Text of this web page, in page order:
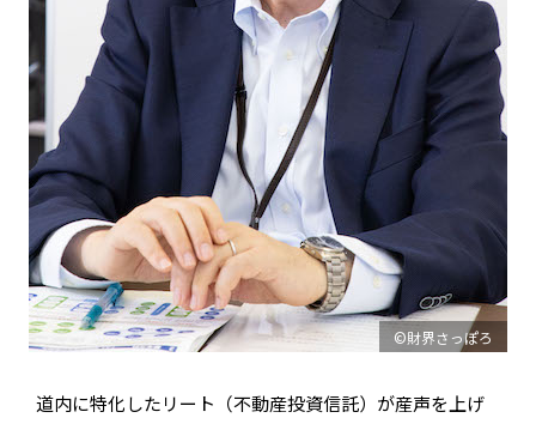
©財界さっぽろ
道内に特化したリート（不動産投資信託）が産声を上げ